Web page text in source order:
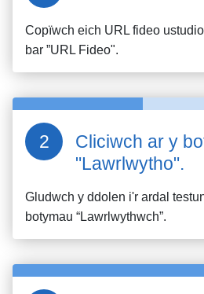
Copïwch eich URL fideo
bar ”URL Fideo".
Cliciwch ar y
"Lawrlwytho".
Gludwch y ddolen i'r ardal
botymau “Lawrlwythwch”.